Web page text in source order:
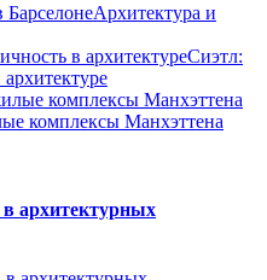
Архитектура и
Сиэтл:
комплексы Манхэттена
в архитектурных